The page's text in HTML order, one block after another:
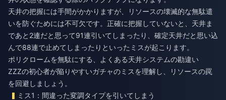
天井の把握には手間がかかりますが、リソースの壊滅的な無駄遣
いを防ぐためには不可欠です。正確に把握していないと、天井ま
であと2連だと思って91連引いてしまったり、確定天井だと思い込
んで88連で止めてしまったりといったミスが起こります。
ポリクロームを無駄にする、よくある天井システムの勘違い
ZZZの初心者が陥りやすいガチャのミスを理解し、リソースの罠
を回避しましょう。
ミス1：間違った変調タイプを引いてしまう